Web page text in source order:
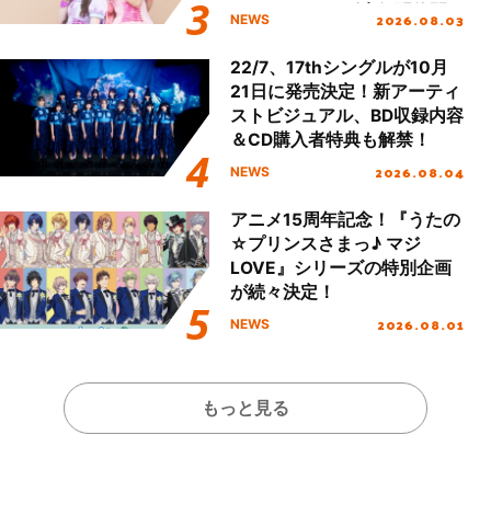
える」TVサイズ先行配信開
NEWS 2026.08.03
22/7、17thシングルが10月
21日に発売決定！新アーティ
ストビジュアル、BD収録内容
＆CD購入者特典も解禁！
NEWS 2026.08.04
アニメ15周年記念！『うたの
☆プリンスさまっ♪ マジ
LOVE』シリーズの特別企画
が続々決定！
NEWS 2026.08.01
もっと見る